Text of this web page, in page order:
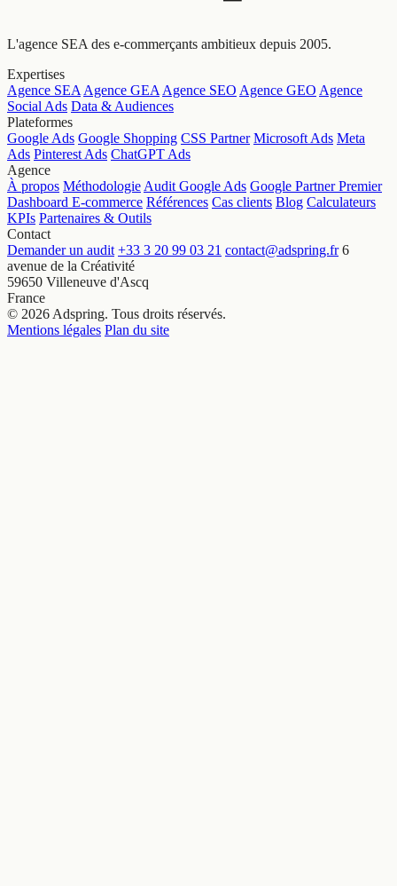
L'agence SEA des e-commerçants ambitieux depuis 2005.
Expertises
Agence SEA Agence GEA Agence SEO Agence GEO Agence
Social Ads Data & Audiences
Plateformes
Google Ads Google Shopping CSS Partner Microsoft Ads Meta
Ads Pinterest Ads ChatGPT Ads
Agence
À propos Méthodologie Audit Google Ads Google Partner Premier
Dashboard E-commerce Références Cas clients Blog Calculateurs
KPIs Partenaires & Outils
Contact
Demander un audit +33 3 20 99 03 21 contact@adspring.fr 6
avenue de la Créativité
59650 Villeneuve d'Ascq
France
© 2026 Adspring. Tous droits réservés.
Mentions légales Plan du site